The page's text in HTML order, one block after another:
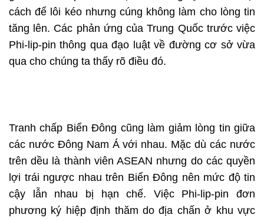
cách để lôi kéo nhưng cúng không làm cho lòng tin
tăng lên. Các phản ứng của Trung Quốc trước việc
Phi-lip-pin thông qua đạo luật về đường cơ sở vừa
qua cho chúng ta thấy rõ điều đó.
Tranh chấp Biển Đông cũng làm giảm lòng tin giữa
các nước Đông Nam Á với nhau. Mặc dù các nước
trên dều là thành viên ASEAN nhưng do các quyền
lợi trái ngược nhau trên Biển Đông nên mức độ tin
cậy lẫn nhau bị hạn chế. Việc Phi-lip-pin đơn
phương ký hiệp định thăm do địa chấn ở khu vực